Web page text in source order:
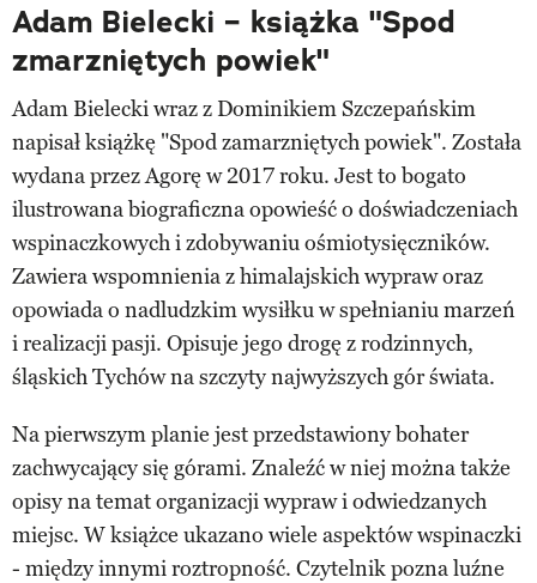
Adam Bielecki – książka "Spod
zmarzniętych powiek"
Adam Bielecki wraz z Dominikiem Szczepańskim
napisał książkę "Spod zamarzniętych powiek". Została
wydana przez Agorę w 2017 roku. Jest to bogato
ilustrowana biograficzna opowieść o doświadczeniach
wspinaczkowych i zdobywaniu ośmiotysięczników.
Zawiera wspomnienia z himalajskich wypraw oraz
opowiada o nadludzkim wysiłku w spełnianiu marzeń
i realizacji pasji. Opisuje jego drogę z rodzinnych,
śląskich Tychów na szczyty najwyższych gór świata.
Na pierwszym planie jest przedstawiony bohater
zachwycający się górami. Znaleźć w niej można także
opisy na temat organizacji wypraw i odwiedzanych
miejsc. W książce ukazano wiele aspektów wspinaczki
- między innymi roztropność. Czytelnik pozna luźne